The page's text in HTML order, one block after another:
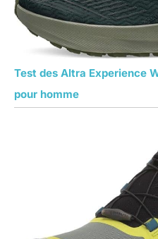
Test des Altra Experience
pour homme